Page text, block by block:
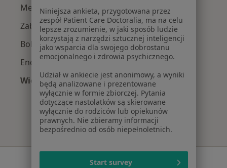
Menopauza w Radomiu
Zaburzenia miesiączkowania w Radomiu
Bolesne miesiączkowanie w Radomiu
Endometrioza w Radomiu
Więcej (15)
Więcej w kategorii: Najczęście leczone
Serwis
Niniejsza ankieta, przygotowana przez
zespół Patient Care Doctoralia, ma na celu
lepsze zrozumienie, w jaki sposób ludzie
korzystają z narzędzi sztucznej inteligencji
jako wsparcia dla swojego dobrostanu
emocjonalnego i zdrowia psychicznego.
Udział w ankiecie jest anonimowy, a wyniki
będą analizowane i prezentowane
wyłącznie w formie zbiorczej. Pytania
dotyczące nastolatków są skierowane
wyłącznie do rodziców lub opiekunów
prawnych. Nie zbieramy informacji
bezpośrednio od osób niepełnoletnich.
Start survey